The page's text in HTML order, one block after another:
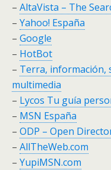
– AltaVista – The
– Yahoo! España
– Google
– HotBot
– Terra, información,
multimedia
– Lycos Tu guía
– MSN España
– ODP – Open
– AllTheWeb.com
– YupiMSN.com